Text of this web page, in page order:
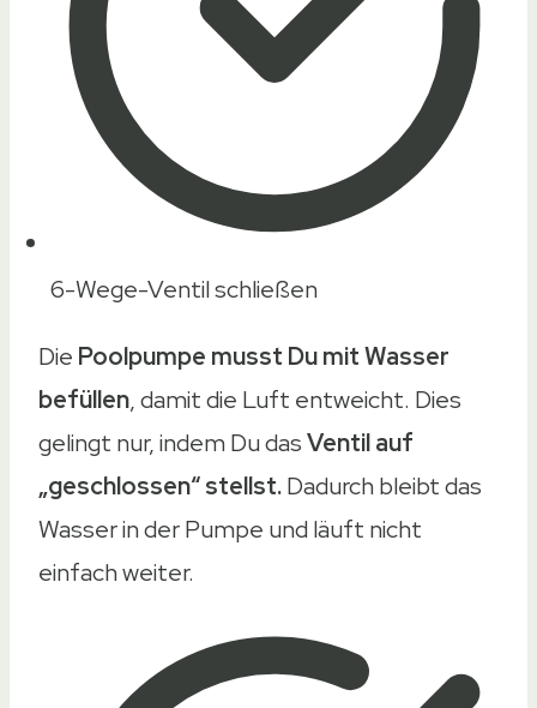
6-Wege-Ventil schließen
Die Poolpumpe musst Du mit Wasser
befüllen, damit die Luft entweicht. Dies
gelingt nur, indem Du dasVentil auf
„geschlossen“ stellst.Dadurch bleibt das
Wasser in der Pumpe und läuft nicht
einfach weiter.